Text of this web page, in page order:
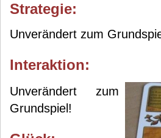
Strategie:
Unverändert zum
Interaktion:
Unverändert zum
Grundspiel!